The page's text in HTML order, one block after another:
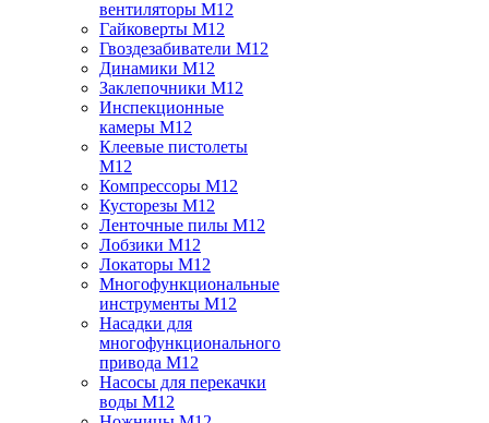
вентиляторы M12
Гайковерты M12
Гвоздезабиватели M12
Динамики M12
Заклепочники M12
Инспекционные
камеры M12
Клеевые пистолеты
M12
Компрессоры M12
Кусторезы M12
Ленточные пилы M12
Лобзики M12
Локаторы M12
Многофункциональные
инструменты M12
Насадки для
многофункционального
привода M12
Насосы для перекачки
воды M12